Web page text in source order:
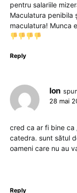
pentru salariile
Maculatura penibila
maculatura! Munca
Reply
Ion
28 mai
cred ca ar fi bine ca
catedra. sunt sătul
oameni care nu au
Reply